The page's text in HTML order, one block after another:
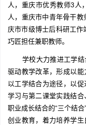
人，重庆市优秀教师3人
人，重庆市中青年骨干
庆市市级博士后科研工
巧匠担任兼职教师。
学校大力推进工学
驱动教学改革，形成以能
以工学结合为途径，以
学习与第二课堂实践结
职业成长结合的“三个结
创业教育，着力培养学